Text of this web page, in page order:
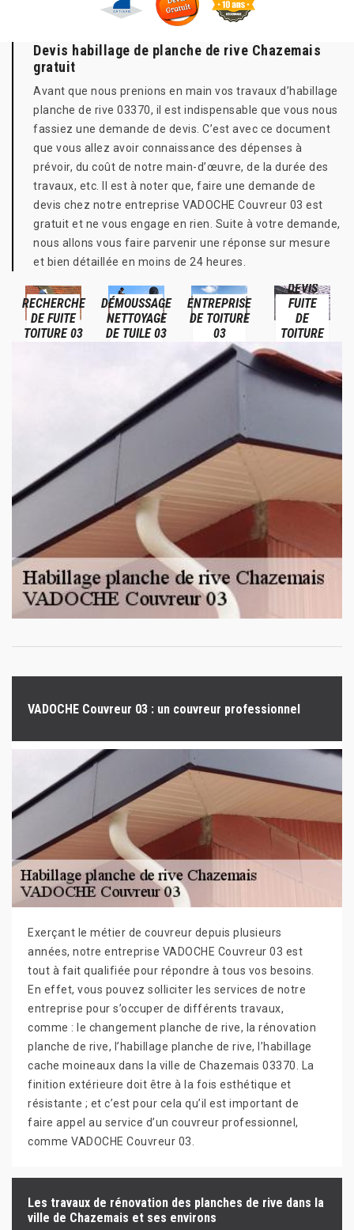
Devis habillage de planche de rive Chazemais
gratuit
Avant que nous prenions en main vos travaux d’habillage
planche de rive 03370, il est indispensable que vous nous
fassiez une demande de devis. C’est avec ce document
que vous allez avoir connaissance des dépenses à
prévoir, du coût de notre main-d’œuvre, de la durée des
travaux, etc. Il est à noter que, faire une demande de
devis chez notre entreprise VADOCHE Couvreur 03 est
gratuit et ne vous engage en rien. Suite à votre demande,
nous allons vous faire parvenir une réponse sur mesure
et bien détaillée en moins de 24 heures.
RECHERCHE
DE FUITE
TOITURE 03
DÉMOUSSAGE
NETTOYAGE
DE TUILE 03
ENTREPRISE
DE TOITURE
03
DEVIS
FUITE
DE
TOITURE
VADOCHE Couvreur 03 : un couvreur professionnel
Exerçant le métier de couvreur depuis plusieurs
années, notre entreprise VADOCHE Couvreur 03 est
tout à fait qualifiée pour répondre à tous vos besoins.
En effet, vous pouvez solliciter les services de notre
entreprise pour s’occuper de différents travaux,
comme : le changement planche de rive, la rénovation
planche de rive, l’habillage planche de rive, l’habillage
cache moineaux dans la ville de Chazemais 03370. La
finition extérieure doit être à la fois esthétique et
résistante ; et c’est pour cela qu’il est important de
faire appel au service d’un couvreur professionnel,
comme VADOCHE Couvreur 03.
Les travaux de rénovation des planches de rive dans la
ville de Chazemais et ses environs